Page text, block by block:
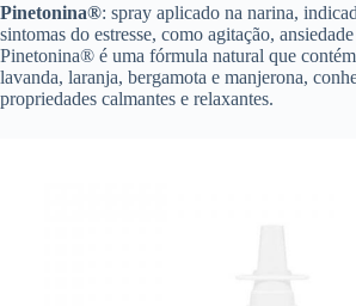
Pinetonina®: spray aplicado na narina,
sintomas do estresse, como agitação,
Pinetonina® é uma fórmula natural que
lavanda, laranja, bergamota e manjerona,
propriedades calmantes e relaxantes.